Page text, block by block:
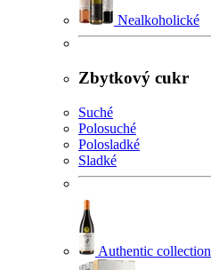
Nealkoholické
Zbytkový cukr
Suché
Polosuché
Polosladké
Sladké
Authentic collection